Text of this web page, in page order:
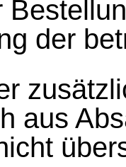
der
aus